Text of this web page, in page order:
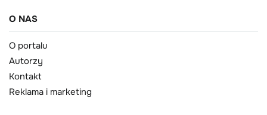
O NAS
O portalu
Autorzy
Kontakt
Reklama i marketing